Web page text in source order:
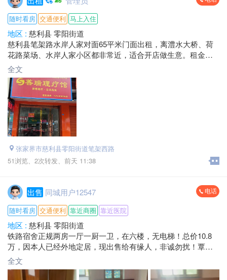
随时看房 交通便利 马上入住
地区 : 慈利县 零阳街道
慈利县笔架路水岸人家对面65平米门面出租，离澧水大桥、荷
花路菜场、水岸人家小区都非常近，适合开店做生意。租金好
商量，欢迎来发财。
电话：*****0111 黎总
地址：笔架路水岸人家对面
全文
张家界市慈利县零阳街道笔架西路
51浏览、 2次转发、 前天 11:38
出售 同城用户12547 电话
随时看房 交通便利 靠近商圈 靠近医院
地区 : 慈利县 零阳街道
铁路宿舍正规两房一厅一厨一卫，在六楼，无电梯！总价10.8
万，因本人已经外地定居，现出售给有缘人，非诚勿扰！覃女
士*****6746.微信同号.
全文